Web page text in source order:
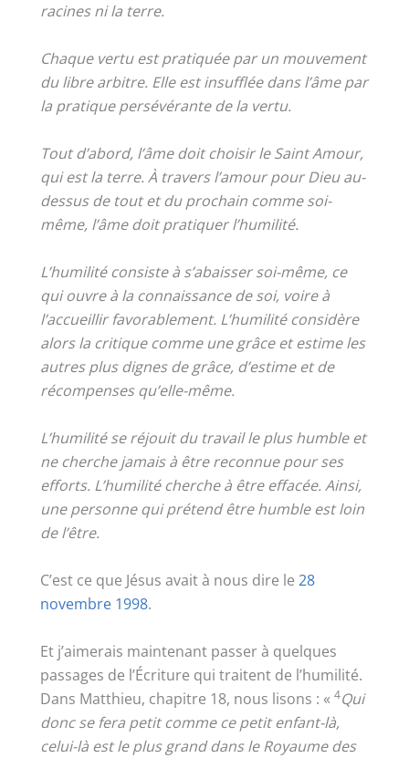
racines ni la terre.
Chaque vertu est pratiquée par un mouvement
du libre arbitre. Elle est insufflée dans l’âme par
la pratique persévérante de la vertu.
Tout d’abord, l’âme doit choisir le Saint Amour,
qui est la terre. À travers l’amour pour Dieu au-
dessus de tout et du prochain comme soi-
même, l’âme doit pratiquer l’humilité.
L’humilité consiste à s’abaisser soi-même, ce
qui ouvre à la connaissance de soi, voire à
l’accueillir favorablement. L’humilité considère
alors la critique comme une grâce et estime les
autres plus dignes de grâce, d’estime et de
récompenses qu’elle-même.
L’humilité se réjouit du travail le plus humble et
ne cherche jamais à être reconnue pour ses
efforts. L’humilité cherche à être effacée. Ainsi,
une personne qui prétend être humble est loin
de l’être.
C’est ce que Jésus avait à nous dire le 28
novembre 1998.
Et j’aimerais maintenant passer à quelques
passages de l’Écriture qui traitent de l’humilité.
Dans Matthieu, chapitre 18, nous lisons : « 4Qui
donc se fera petit comme ce petit enfant-là,
celui-là est le plus grand dans le Royaume des